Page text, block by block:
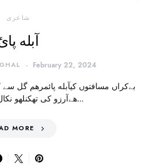
شاعری
آبله
February 22, 2024
بےکراں مسافتوں کیآبله پائمرهم گل سے
هےآرزو کی تھکنلهو نکال کے سارا بدل…
MORE